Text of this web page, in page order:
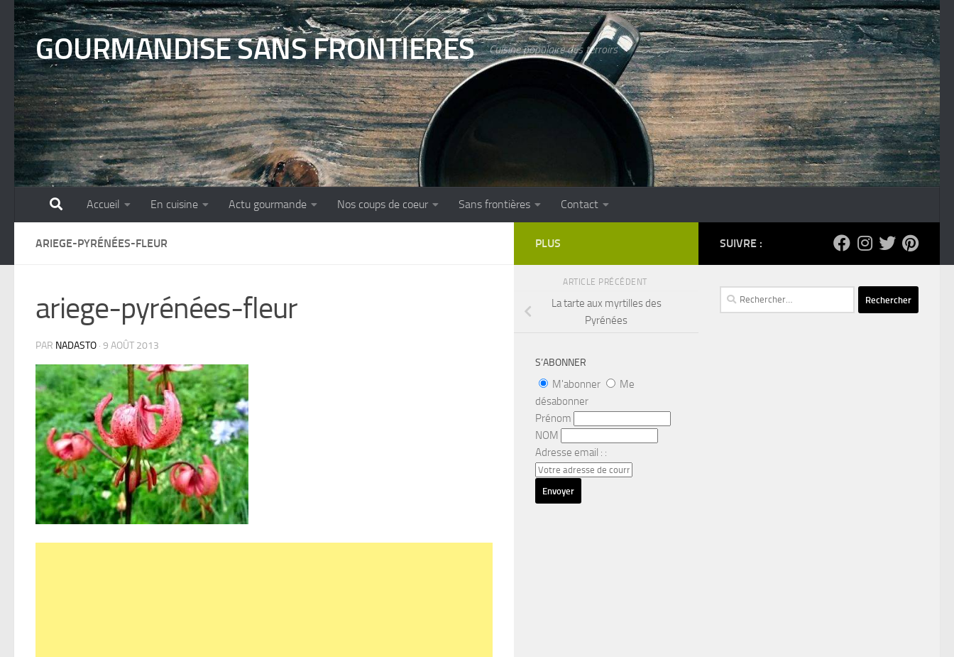
Skip to content
GOURMANDISE SANS FRONTIERES Cuisine populaire des terroirs
Accueil En cuisine Actu gourmande Nos coups de coeur Sans frontières Contact
ARIEGE-PYRÉNÉES-FLEUR
ariege-pyrénées-fleur
PAR NADASTO · 9 AOÛT 2013
SUIVRE :
Rechercher :
PLUS
ARTICLE PRÉCÉDENT
La tarte aux myrtilles des
Pyrénées
S’ABONNER
M'abonner
Me
désabonner
Prénom
NOM
Adresse email : :